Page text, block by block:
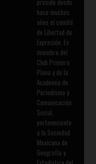
hace muchos
años el comité
de Libertad de
Expresión. Es
miembro del
Club Primera
Plana y de la
Academia de
Periodismo y
Comunicación
Social,
perteneciente
a la Sociedad
Mexicana de
Geografía y